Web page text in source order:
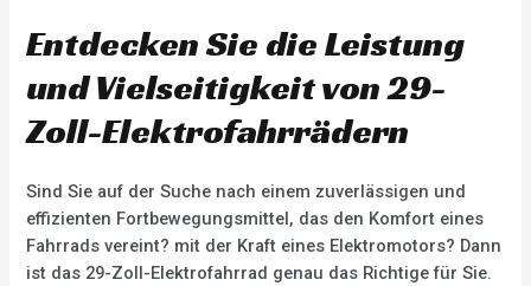
Entdecken Sie die Leistung
und Vielseitigkeit von 29-
Zoll-Elektrofahrrädern
Sind Sie auf der Suche nach einem zuverlässigen und
effizienten Fortbewegungsmittel, das den Komfort eines
Fahrrads vereint? mit der Kraft eines Elektromotors? Dann
ist das 29-Zoll-Elektrofahrrad genau das Richtige für Sie.